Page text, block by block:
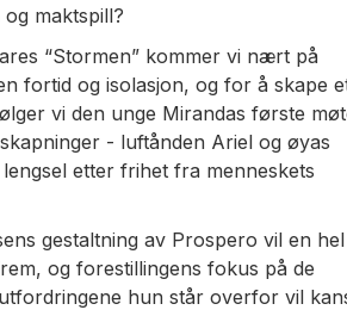
maktspill?
“Stormen” kommer vi nært på
fortid og isolasjon, og for å skape
vi den unge Mirandas første
- luftånden Ariel og øyas
etter frihet fra menneskets
gestaltning av Prospero vil en
og forestillingens fokus på de
hun står overfor vil